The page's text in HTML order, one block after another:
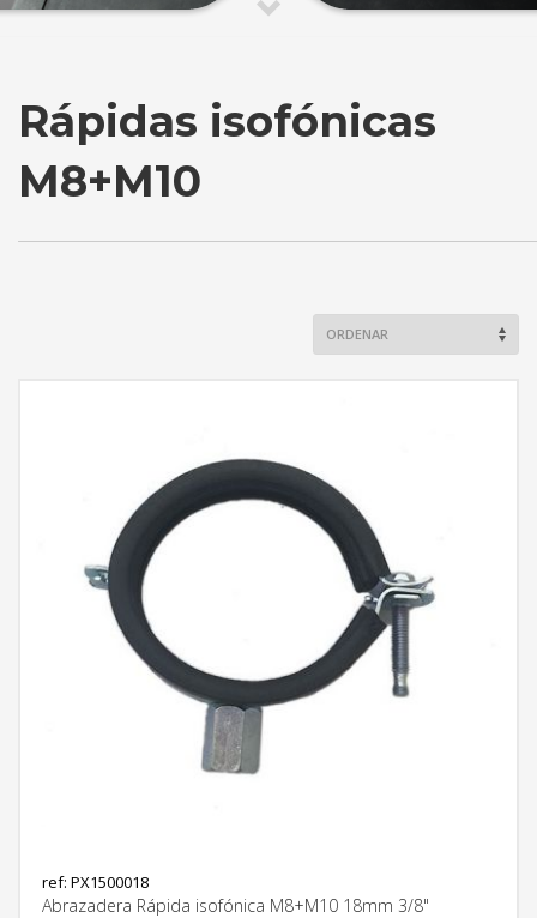
Rápidas isofónicas
M8+M10
ref: PX1500018
Abrazadera Rápida isofónica M8+M10 18mm 3/8"